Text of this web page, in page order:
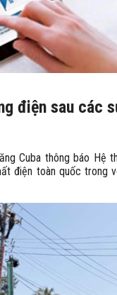
điện sau các
Cuba thông báo Hệ
điện toàn quốc trong